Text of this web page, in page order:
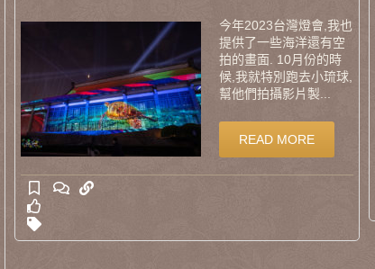
今年2023台灣燈會,我也
提供了一些海洋還有空
拍的畫面. 10月份的時
候,我就特別跑去小琉球,
幫他們拍攝影片製...
READ MORE